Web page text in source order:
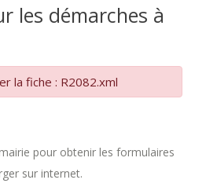
les démarches à
la fiche : R2082.xml
pour obtenir les formulaires
sur internet.